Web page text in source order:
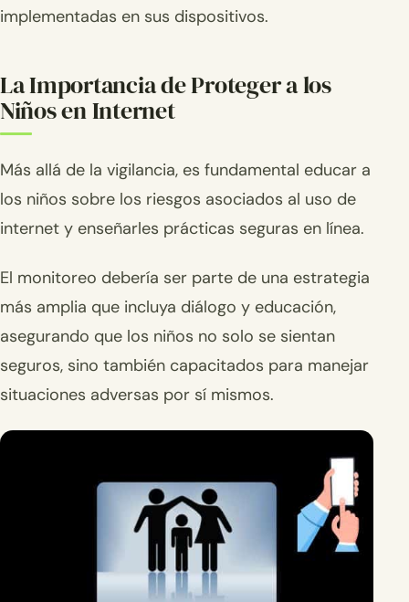
implementadas en sus dispositivos.
La Importancia de Proteger a los
Niños en Internet
Más allá de la vigilancia, es fundamental educar a
los niños sobre los riesgos asociados al uso de
internet y enseñarles prácticas seguras en línea.
El monitoreo debería ser parte de una estrategia
más amplia que incluya diálogo y educación,
asegurando que los niños no solo se sientan
seguros, sino también capacitados para manejar
situaciones adversas por sí mismos.